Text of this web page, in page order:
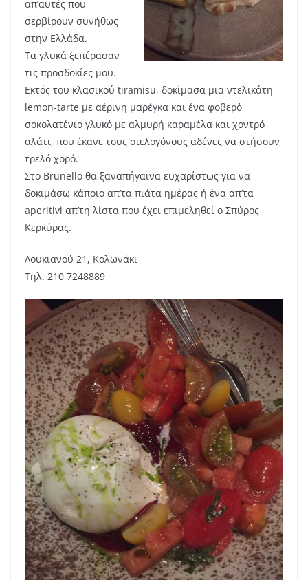
απ’αυτές που
σερβίρουν συνήθως
στην Ελλάδα.
Τα γλυκά ξεπέρασαν
τις προσδοκίες μου.
Εκτός του κλασικού tiramisu, δοκίμασα μια ντελικάτη
lemon-tarte με αέρινη μαρέγκα και ένα φοβερό
σοκολατένιο γλυκό με αλμυρή καραμέλα και χοντρό
αλάτι, που έκανε τους σιελογόνους αδένες να στήσουν
τρελό χορό.
Στο Brunello θα ξαναπήγαινα ευχαρίστως για να
δοκιμάσω κάποιο απ’τα πιάτα ημέρας ή ένα απ’τα
aperitivi απ’τη λίστα που έχει επιμεληθεί ο Σπύρος
Κερκύρας.
Λουκιανού 21, Κολωνάκι
Τηλ. 210 7248889